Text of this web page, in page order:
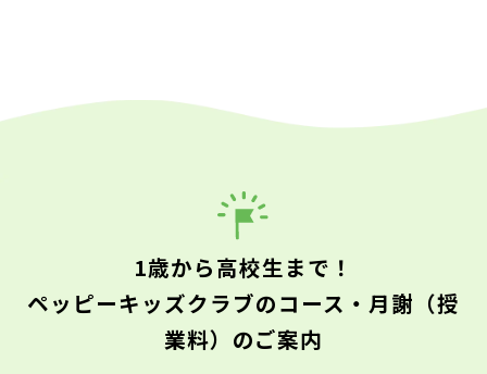
1歳から高校生まで！
ペッピーキッズクラブのコース・月謝（授
業料）のご案内